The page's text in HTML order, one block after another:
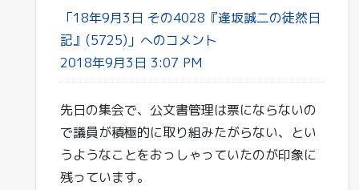
「18年9月3日 その4028『逢坂誠二の徒然日
記』(5725)」へのコメント
2018年9月3日 3:07 PM
先日の集会で、公文書管理は票にならないの
で議員が積極的に取り組みたがらない、とい
うようなことをおっしゃっていたのが印象に
残っています。